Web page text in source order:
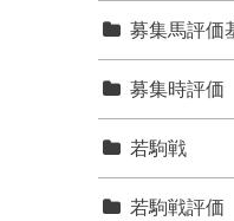
募集馬評価
募集時評価
若駒戦
若駒戦評価